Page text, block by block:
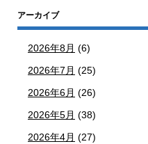
アーカイブ
2026年8月 (6)
2026年7月 (25)
2026年6月 (26)
2026年5月 (38)
2026年4月 (27)